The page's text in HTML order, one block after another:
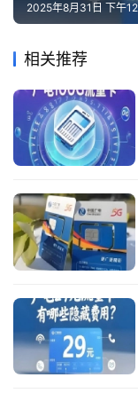
2025年8月31日 下午
相关推荐